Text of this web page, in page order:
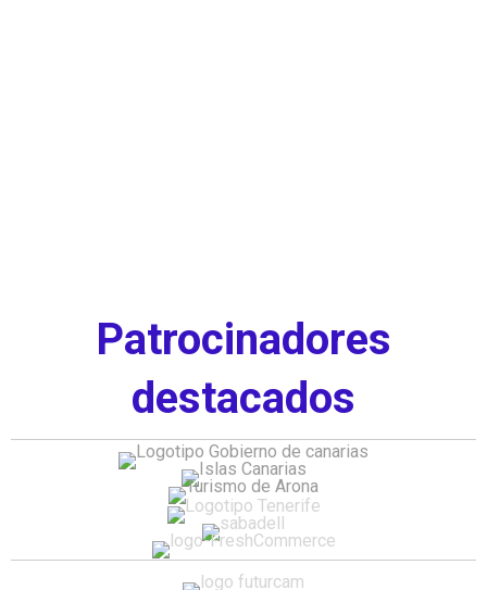
Patrocinadores
destacados